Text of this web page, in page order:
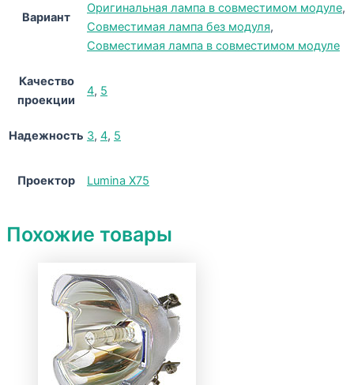
Вариант
Оригинальная лампа в совместимом модуле,
Совместимая лампа без модуля,
Совместимая лампа в совместимом модуле
Качество
проекции
4, 5
Надежность 3, 4, 5
Проектор Lumina X75
Похожие товары